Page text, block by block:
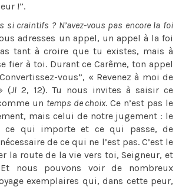
!”.
si craintifs ? N’avez-vous pas encore la foi
adresses un appel, un appel à la foi
tant à croire que tu existes, mais à
fier à toi. Durant ce Carême, ton appel
vous”, « Revenez à moi de
(Jl 2, 12). Tu nous invites à saisir ce
un temps de choix. Ce n’est pas le
mais celui de notre jugement : le
ce qui importe et ce qui passe, de
de ce qui ne l’est pas. C’est le
la route de la vie vers toi, Seigneur, et
nous pouvons voir de nombreux
exemplaires qui, dans cette peur,